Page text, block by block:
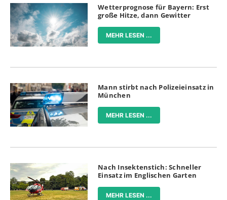
Wetterprognose für Bayern: Erst
große Hitze, dann Gewitter
MEHR LESEN ...
Mann stirbt nach Polizeieinsatz in
München
MEHR LESEN ...
Nach Insektenstich: Schneller
Einsatz im Englischen Garten
MEHR LESEN ...